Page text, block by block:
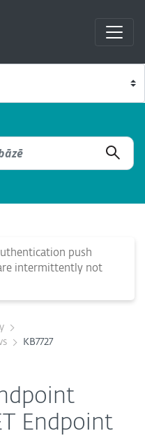
push
intermittently not
KB7727
Endpoint